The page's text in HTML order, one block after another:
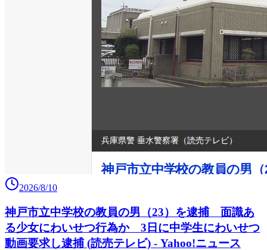
2026/8/10
神戸市立中学校の教員の男（23）を逮捕 面識あ
る少女にわいせつ行為か 3日に中学生にわいせつ
動画要求し逮捕 (読売テレビ) - Yahoo!ニュース